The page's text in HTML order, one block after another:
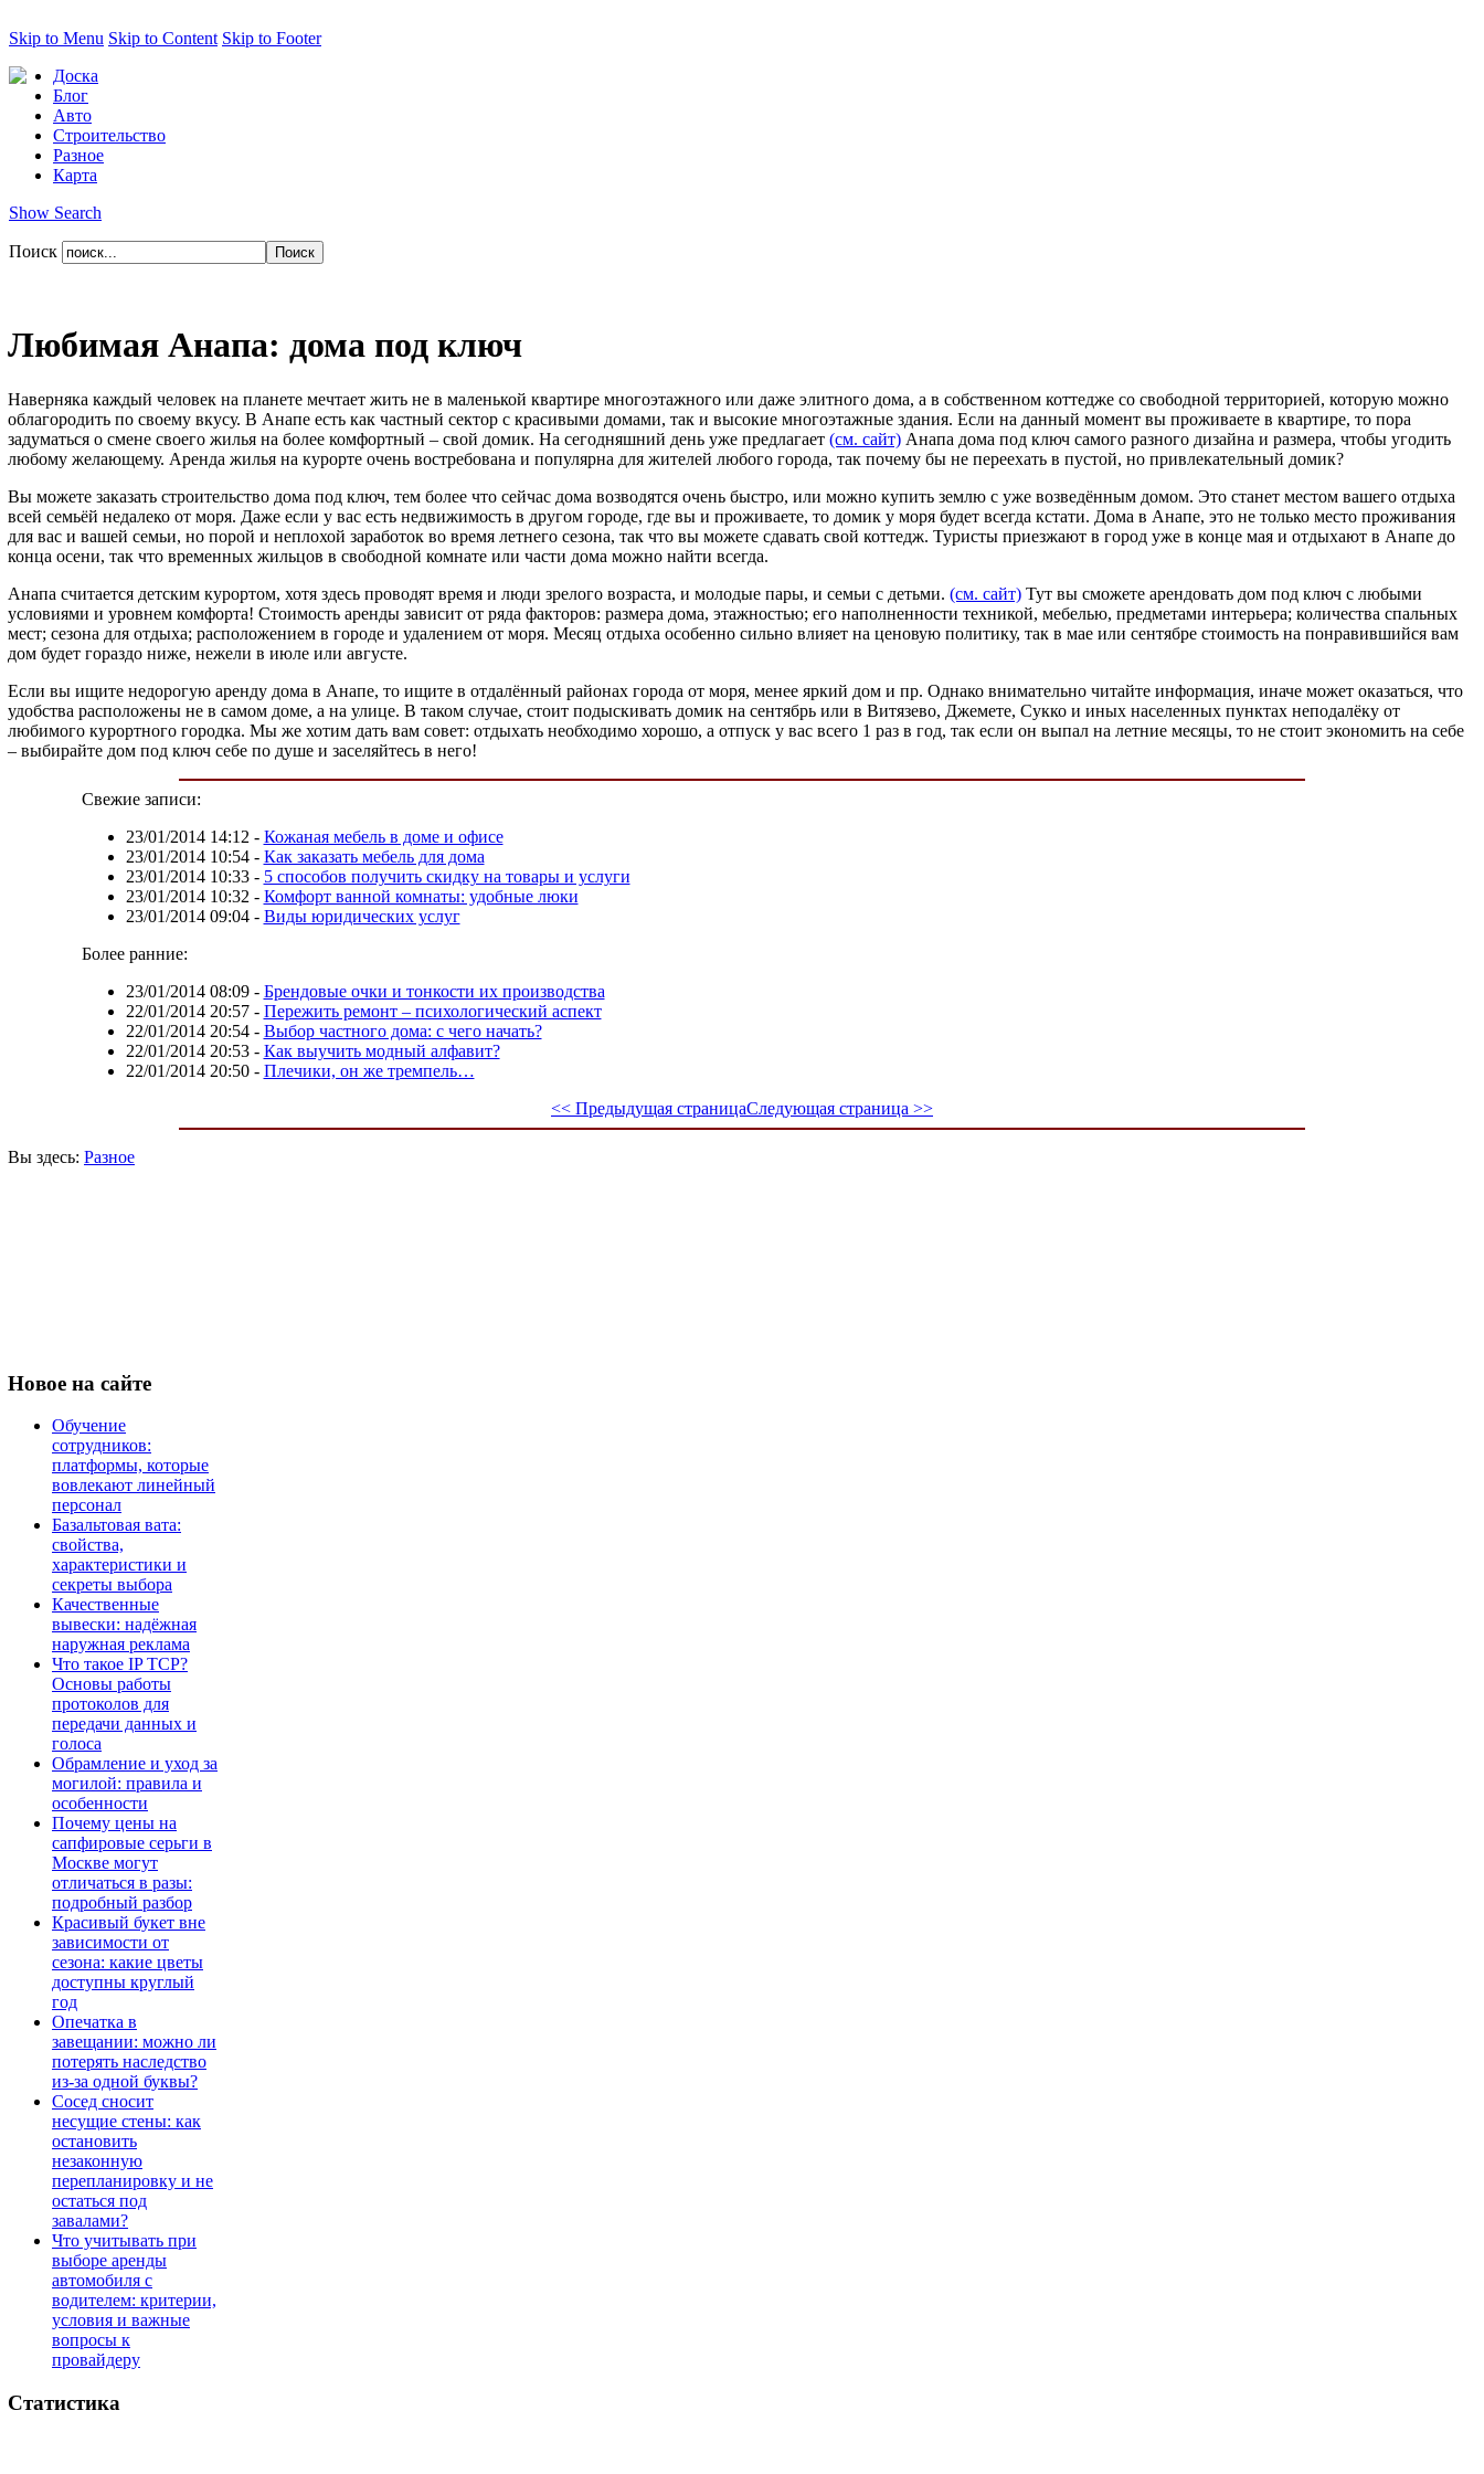
Skip to Menu Skip to Content Skip to Footer
Доска
Блог
Авто
Строительство
Разное
Карта
Show Search
Поиск
Любимая Анапа: дома под ключ
Наверняка каждый человек на планете мечтает жить не в маленькой квартире многоэтажного или даже элитного дома, а в собственном коттедже со свободной территорией, которую можно
облагородить по своему вкусу. В Анапе есть как частный сектор с красивыми домами, так и высокие многоэтажные здания. Если на данный момент вы проживаете в квартире, то пора
задуматься о смене своего жилья на более комфортный – свой домик. На сегодняшний день уже предлагает (см. сайт) Анапа дома под ключ самого разного дизайна и размера, чтобы угодить
любому желающему. Аренда жилья на курорте очень востребована и популярна для жителей любого города, так почему бы не переехать в пустой, но привлекательный домик?
Вы можете заказать строительство дома под ключ, тем более что сейчас дома возводятся очень быстро, или можно купить землю с уже возведённым домом. Это станет местом вашего отдыха
всей семьёй недалеко от моря. Даже если у вас есть недвижимость в другом городе, где вы и проживаете, то домик у моря будет всегда кстати. Дома в Анапе, это не только место проживания
для вас и вашей семьи, но порой и неплохой заработок во время летнего сезона, так что вы можете сдавать свой коттедж. Туристы приезжают в город уже в конце мая и отдыхают в Анапе до
конца осени, так что временных жильцов в свободной комнате или части дома можно найти всегда.
Анапа считается детским курортом, хотя здесь проводят время и люди зрелого возраста, и молодые пары, и семьи с детьми. (см. сайт) Тут вы сможете арендовать дом под ключ с любыми
условиями и уровнем комфорта! Стоимость аренды зависит от ряда факторов: размера дома, этажностью; его наполненности техникой, мебелью, предметами интерьера; количества спальных
мест; сезона для отдыха; расположением в городе и удалением от моря. Месяц отдыха особенно сильно влияет на ценовую политику, так в мае или сентябре стоимость на понравившийся вам
дом будет гораздо ниже, нежели в июле или августе.
Если вы ищите недорогую аренду дома в Анапе, то ищите в отдалённый районах города от моря, менее яркий дом и пр. Однако внимательно читайте информация, иначе может оказаться, что
удобства расположены не в самом доме, а на улице. В таком случае, стоит подыскивать домик на сентябрь или в Витязево, Джемете, Сукко и иных населенных пунктах неподалёку от
любимого курортного городка. Мы же хотим дать вам совет: отдыхать необходимо хорошо, а отпуск у вас всего 1 раз в год, так если он выпал на летние месяцы, то не стоит экономить на себе
– выбирайте дом под ключ себе по душе и заселяйтесь в него!
Свежие записи:
23/01/2014 14:12 - Кожаная мебель в доме и офисе
23/01/2014 10:54- Как заказать мебель для дома
23/01/2014 10:33- 5 способов получить скидку на товары и услуги
23/01/2014 10:32 - Комфорт ванной комнаты: удобные люки
23/01/2014 09:04- Виды юридических услуг
Более ранние:
23/01/2014 08:09- Брендовые очки и тонкости их производства
22/01/2014 20:57- Пережить ремонт – психологический аспект
22/01/2014 20:54- Выбор частного дома: с чего начать?
22/01/2014 20:53- Как выучить модный алфавит?
22/01/2014 20:50- Плечики, он же тремпель…
<< Предыдущая страницаСледующая страница >>
Вы здесь: Разное
Новое на сайте
Обучение
сотрудников:
платформы, которые
вовлекают линейный
персонал
Базальтовая вата:
свойства,
характеристики и
секреты выбора
Качественные
вывески: надёжная
наружная реклама
Что такое IP TCP?
Основы работы
протоколов для
передачи данных и
голоса
Обрамление и уход за
могилой: правила и
особенности
Почему цены на
сапфировые серьги в
Москве могут
отличаться в разы:
подробный разбор
Красивый букет вне
зависимости от
сезона: какие цветы
доступны круглый
год
Опечатка в
завещании: можно ли
потерять наследство
из-за одной буквы?
Сосед сносит
несущие стены: как
остановить
незаконную
перепланировку и не
остаться под
завалами?
Что учитывать при
выборе аренды
автомобиля с
водителем: критерии,
условия и важные
вопросы к
провайдеру
Статистика